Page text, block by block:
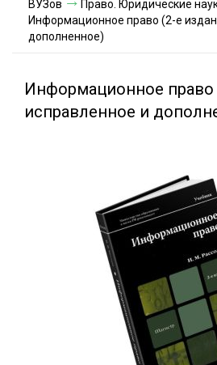
Условия
Акции и
ВУЗов
Право. Юридические
Информационное право (2-е
дополненное)
Информационное право
исправленное и